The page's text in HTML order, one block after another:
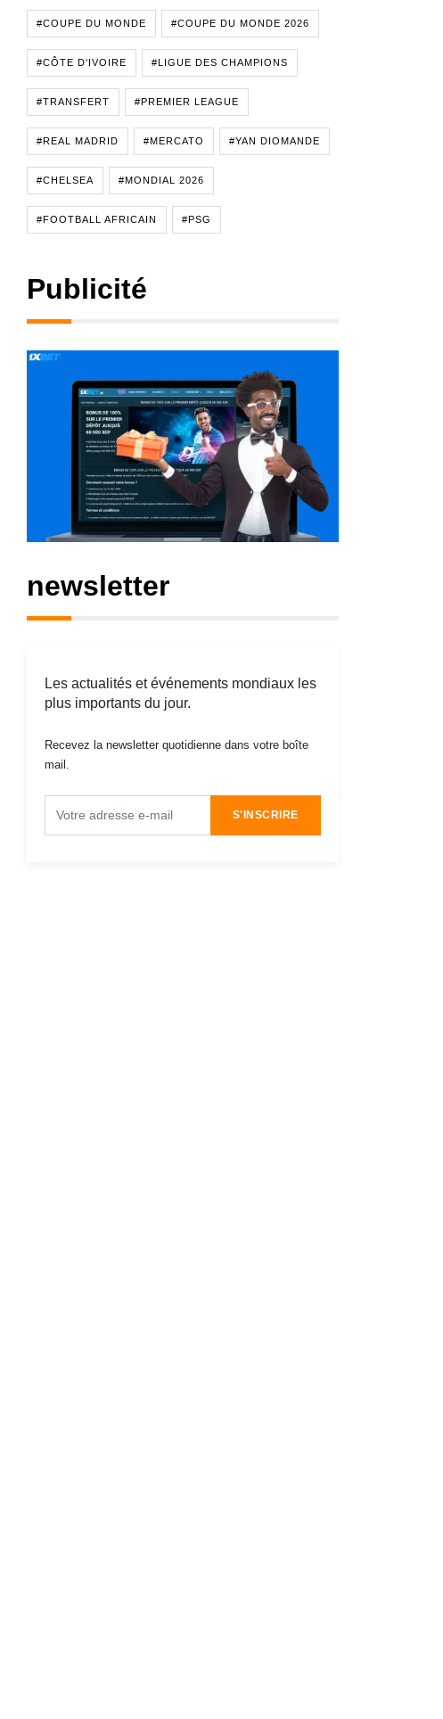
#COUPE DU MONDE #COUPE DU MONDE 2026
#CÔTE D'IVOIRE #LIGUE DES CHAMPIONS
#TRANSFERT #PREMIER LEAGUE
#REAL MADRID #MERCATO #YAN DIOMANDE
#CHELSEA #MONDIAL 2026
#FOOTBALL AFRICAIN #PSG
Publicité
newsletter
Les actualités et événements mondiaux les
plus importants du jour.
Recevez la newsletter quotidienne dans votre boîte
mail.
S'INSCRIRE